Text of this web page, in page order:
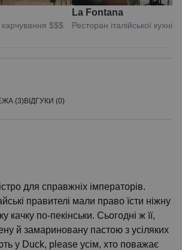
$$$
La Fontana
Ресторан італійської кухні
(3)ВІДГУКИ (0)
для справжніх імператорів.
правителі мали право їсти ніжну
качку по-пекінськи. Сьогодні ж її,
й замариновану пастою з усіляких
у Duck, please усім, хто поважає